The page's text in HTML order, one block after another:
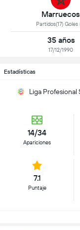
Marruecos
Partidos(17) Goles
35 años
17/12/1990
Estadísticas
Liga Profesional
14/34
Apariciones
7.1
Puntaje